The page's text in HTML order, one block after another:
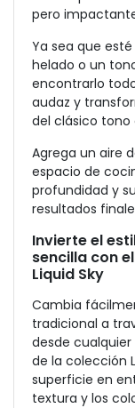
pero
Ya sea que
helado o un
encontrarlo
audaz y
del clásico tono
Agrega un aire
espacio de
profundidad y
resultados
Invierte el
sencilla con
Liquid Sky
Cambia
tradicional a
desde
de la colección
superficie en
textura y los